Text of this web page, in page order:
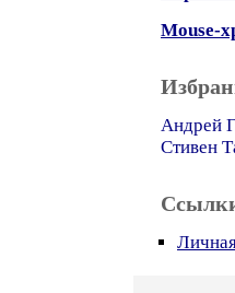
Mouse-
Андрей
Стивен